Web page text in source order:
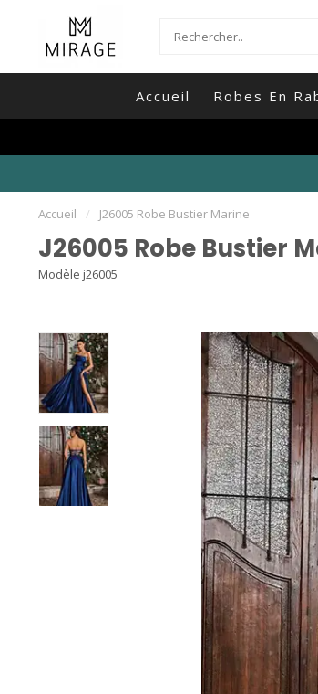
Accueil Robes En
Accueil / J26005 Robe Bustier Marine
J26005 Robe Bustier
Modèle j26005